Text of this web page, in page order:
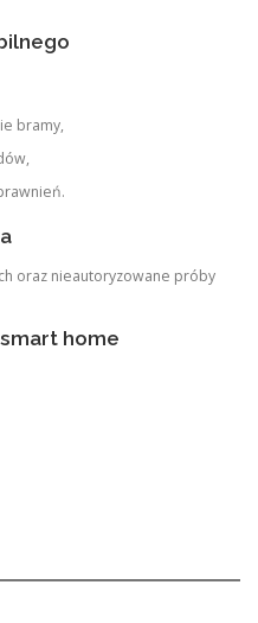
bramy,
oraz nieautoryzowane próby
home